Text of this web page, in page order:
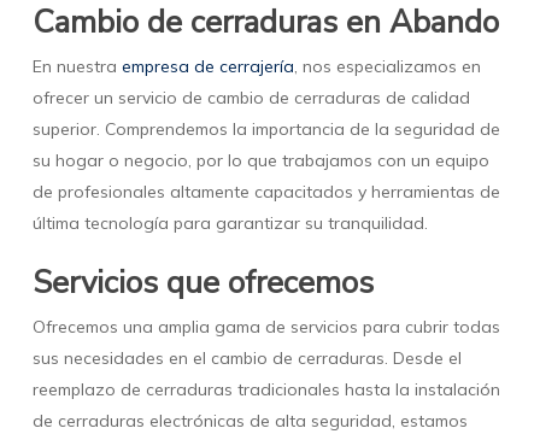
Cambio de cerraduras en Abando
En nuestra empresa de cerrajería, nos especializamos en
ofrecer un servicio de cambio de cerraduras de calidad
superior. Comprendemos la importancia de la seguridad de
su hogar o negocio, por lo que trabajamos con un equipo
de profesionales altamente capacitados y herramientas de
última tecnología para garantizar su tranquilidad.
Servicios que ofrecemos
Ofrecemos una amplia gama de servicios para cubrir todas
sus necesidades en el cambio de cerraduras. Desde el
reemplazo de cerraduras tradicionales hasta la instalación
de cerraduras electrónicas de alta seguridad, estamos